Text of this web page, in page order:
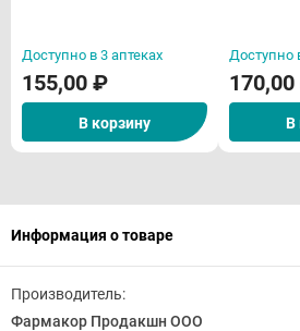
Доступно в 3 аптеках
155,00 ₽
В корзину
Доступно
В
Информация о товаре
Производитель:
Фармакор Продакшн ООО